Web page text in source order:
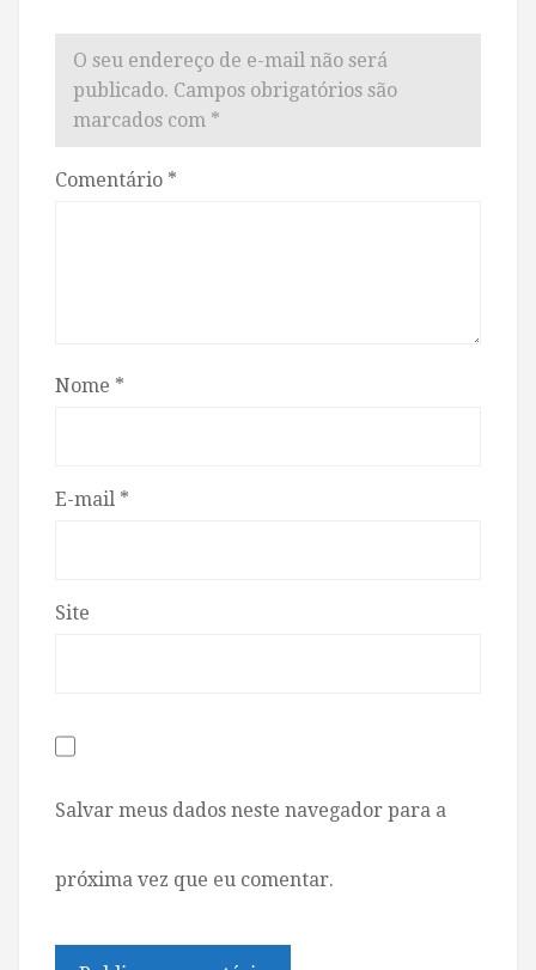
O seu endereço de e-mail não será
publicado. Campos obrigatórios são
marcados com *
Comentário *
Nome *
E-mail *
Site
Salvar meus dados neste navegador para a
próxima vez que eu comentar.